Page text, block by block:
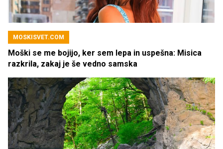
MOSKISVET.COM
Moški se me bojijo, ker sem lepa in uspešna: Misica
razkrila, zakaj je še vedno samska